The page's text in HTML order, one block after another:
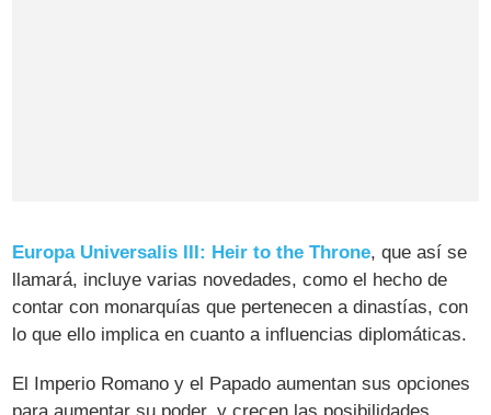
Europa Universalis III: Heir to the Throne, que así se
llamará, incluye varias novedades, como el hecho de
contar con monarquías que pertenecen a dinastías, con
lo que ello implica en cuanto a influencias diplomáticas.
El Imperio Romano y el Papado aumentan sus opciones